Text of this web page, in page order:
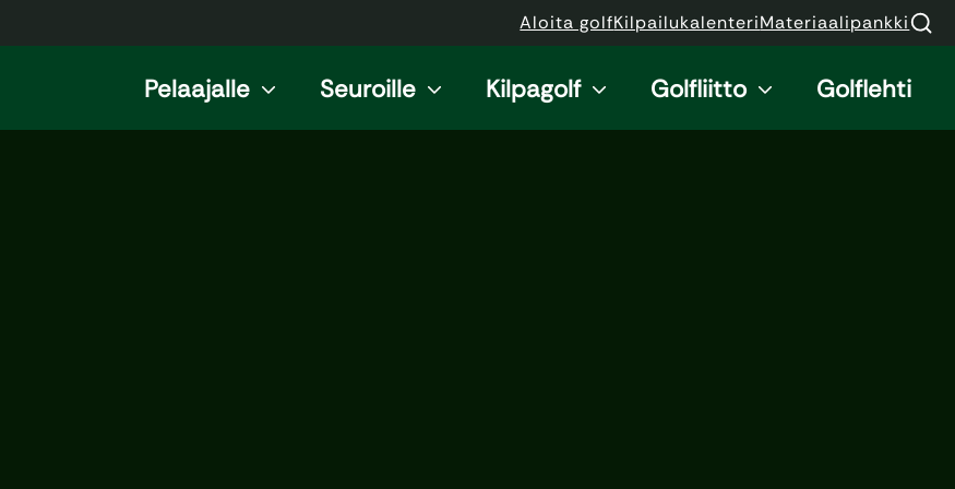
Aloita golfKilpailukalenteriMateriaalipankki
Pelaajalle Seuroille Kilpagolf Golfliitto Golflehti